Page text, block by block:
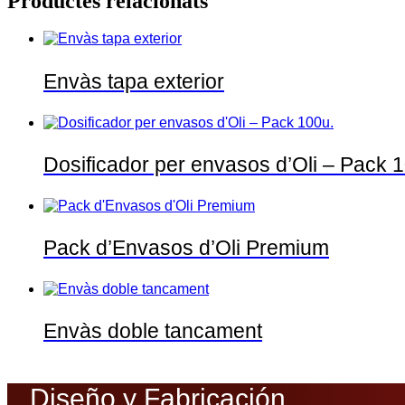
Envàs tapa exterior
Dosificador per envasos d’Oli – Pack
Pack d’Envasos d’Oli Premium
Envàs doble tancament
Diseño y Fabricación